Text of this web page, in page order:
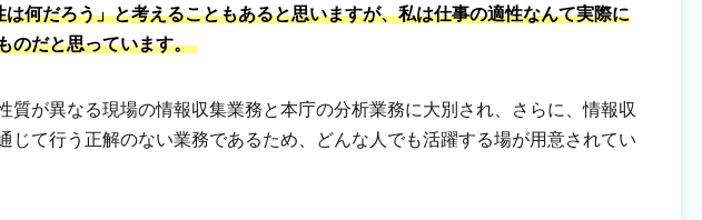
何だろう」と考えることもあると思いますが、私は仕事の適性なんて実際に
のだと思っています。
質が異なる現場の情報収集業務と本庁の分析業務に大別され、さらに、情報収
じて行う正解のない業務であるため、どんな人でも活躍する場が用意されてい